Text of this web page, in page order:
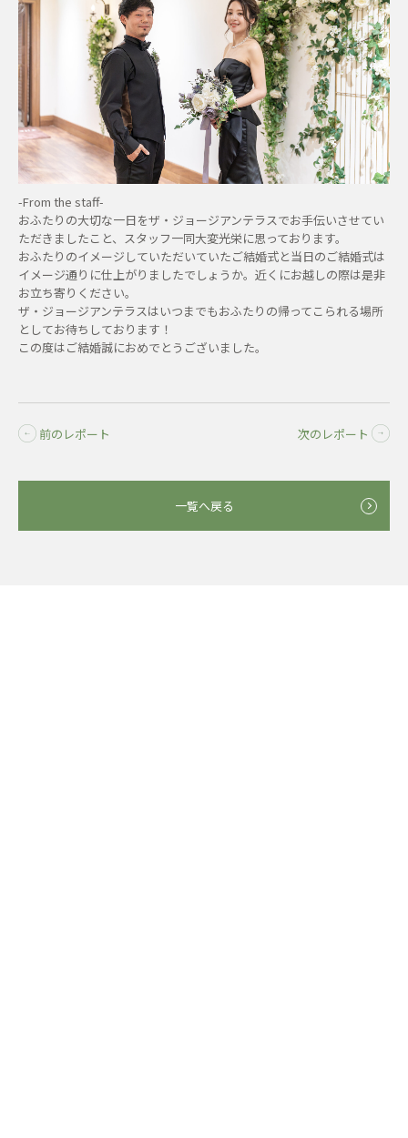
-From the staff-
おふたりの大切な一日をザ・ジョージアンテラスでお手伝いさせてい
ただきましたこと、スタッフ一同大変光栄に思っております。
おふたりのイメージしていただいていたご結婚式と当日のご結婚式は
イメージ通りに仕上がりましたでしょうか。近くにお越しの際は是非
お立ち寄りください。
ザ・ジョージアンテラスはいつまでもおふたりの帰ってこられる場所
としてお待ちしております！
この度はご結婚誠におめでとうございました。
前のレポート 次のレポート
一覧へ戻る